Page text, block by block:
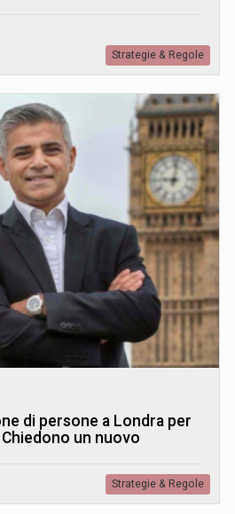
Strategie & Regole
di persone a Londra per
un nuovo
Strategie & Regole